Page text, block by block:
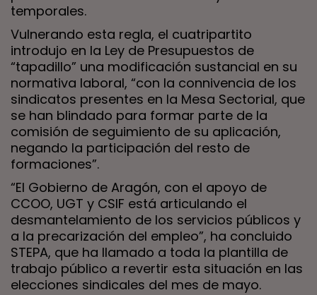
temporales.
Vulnerando esta regla, el cuatripartito
introdujo en la Ley de Presupuestos de
“tapadillo” una modificación sustancial en su
normativa laboral, “con la connivencia de los
sindicatos presentes en la Mesa Sectorial, que
se han blindado para formar parte de la
comisión de seguimiento de su aplicación,
negando la participación del resto de
formaciones”.
“El Gobierno de Aragón, con el apoyo de
CCOO, UGT y CSIF está articulando el
desmantelamiento de los servicios públicos y
a la precarización del empleo”, ha concluido
STEPA, que ha llamado a toda la plantilla de
trabajo público a revertir esta situación en las
elecciones sindicales del mes de mayo.